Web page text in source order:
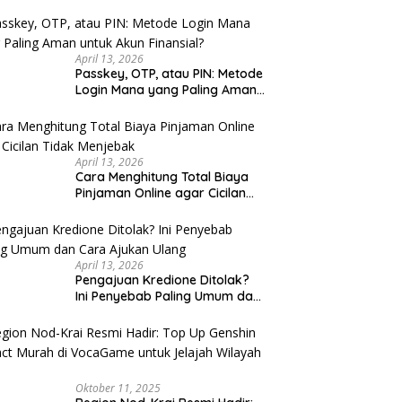
April 13, 2026
Passkey, OTP, atau PIN: Metode
Login Mana yang Paling Aman
April 13, 2026
Cara Menghitung Total Biaya
Pinjaman Online agar Cicilan
April 13, 2026
Pengajuan Kredione Ditolak?
Ini Penyebab Paling Umum dan
Oktober 11, 2025